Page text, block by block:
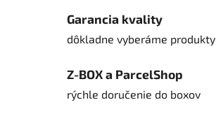
Garancia kvality
dôkladne vyberáme produkty
Z-BOX a ParcelShop
rýchle doručenie do boxov